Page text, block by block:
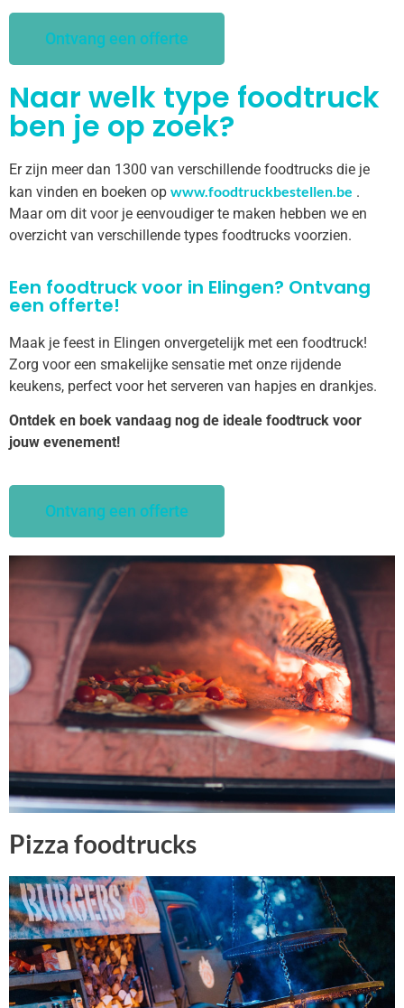
Ontvang een offerte
Naar welk type foodtruck
ben je op zoek?
Er zijn meer dan 1300 van verschillende foodtrucks die je
kan vinden en boeken op www.foodtruckbestellen.be .
Maar om dit voor je eenvoudiger te maken hebben we en
overzicht van verschillende types foodtrucks voorzien.
Een foodtruck voor in Elingen? Ontvang
een offerte!
Maak je feest in Elingen onvergetelijk met een foodtruck!
Zorg voor een smakelijke sensatie met onze rijdende
keukens, perfect voor het serveren van hapjes en drankjes.
Ontdek en boek vandaag nog de ideale foodtruck voor
jouw evenement!
Ontvang een offerte
Pizza foodtrucks